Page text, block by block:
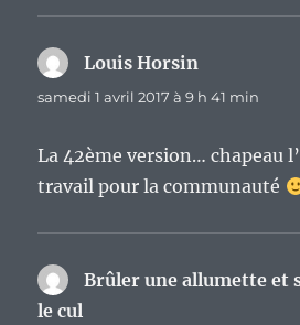
Louis Horsin
samedi 1 avril 2017 à 9 h 41 min
La 42ème version… chapeau
travail pour la communauté
Brûler une allumette et
le cul